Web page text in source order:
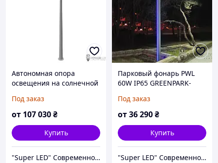
Автономная опора
освещения на солнечной
Под заказ
от 107 030₴
Купить
"Super LED" Современное Освещение, Уличные Гирлянды
Парковый фонарь PWL
60W IP65 GREENPARK-
Под заказ
от36 290₴
Купить
"Super LED" Современное Освещение, Уличные Гирлянды